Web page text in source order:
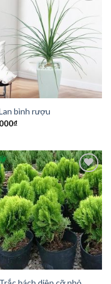
Add to
Wishlist
bình rượu
₫
Add to
Wishlist